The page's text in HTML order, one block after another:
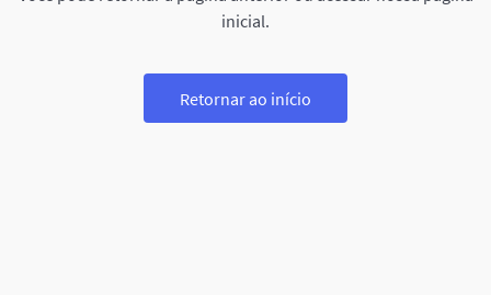
inicial.
Retornar ao início